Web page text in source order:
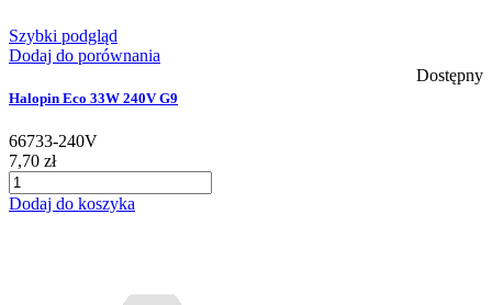
Szybki podgląd
Dodaj do porównania
Dostępny
Halopin Eco 33W 240V G9
66733-240V
7,70 zł
Dodaj do koszyka